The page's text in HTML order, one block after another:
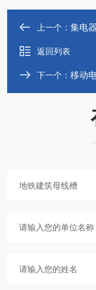
上一个： 集电器
返回列表
下一个： 移动